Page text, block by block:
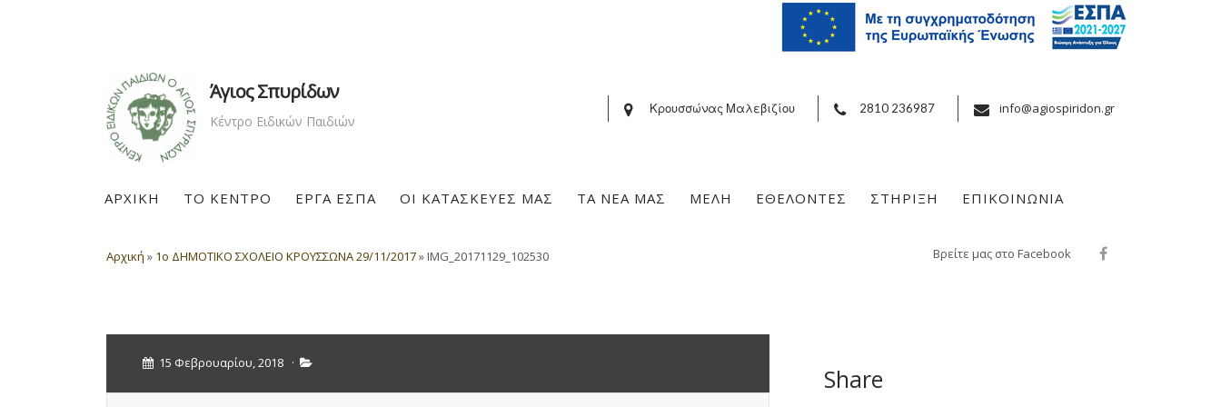
Άγιος Σπυρίδων
Κέντρο Ειδικών Παιδιών
Κρουσσώνας Μαλεβιζίου 2810 236987 info@agiospiridon.gr
ΑΡΧΙΚΗ ΤΟ ΚΕΝΤΡΟ ΕΡΓΑ ΕΣΠΑ ΟΙ ΚΑΤΑΣΚΕΥΕΣ ΜΑΣ ΤΑ ΝΕΑ ΜΑΣ ΜΕΛΗ ΕΘΕΛΟΝΤΕΣ ΣΤΗΡΙΞΗ ΕΠΙΚΟΙΝΩΝΙΑ
Αρχική » 1ο ΔΗΜΟΤΙΚΟ ΣΧΟΛΕΙΟ ΚΡΟΥΣΣΩΝΑ 29/11/2017»IMG_20171129_102530 Βρείτε μας στο Facebook
15 Φεβρουαρίου, 2018 ·
Share